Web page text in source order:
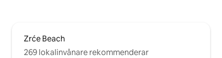
Zrće Beach
269 lokalinvånare rekommenderar